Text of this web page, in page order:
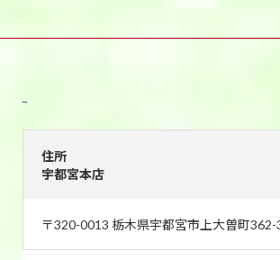
住所
宇都宮本店
〒320-0013 栃木県宇都宮市上大曽町362-